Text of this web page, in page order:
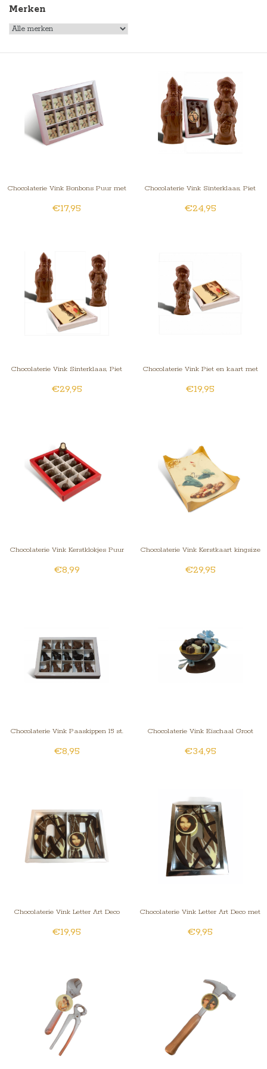
Merken
Chocolaterie Vink Bonbons Puur met
Foto 15 st.
€17,95
Chocolaterie Vink Sinterklaas, Piet
en letter met foto
€24,95
Chocolaterie Vink Sinterklaas, Piet
en kaart met foto
€29,95
Chocolaterie Vink Piet en kaart met
foto
€19,95
Chocolaterie Vink Kerstklokjes Puur
15 st. Champagne Vulling
€8,99
Chocolaterie Vink Kerstkaart kingsize
met foto
€29,95
Chocolaterie Vink Paaskippen 15 st.
met advocaatvulling
€8,95
Chocolaterie Vink Eischaal Groot
Melk / Bonbons Assorti
€34,95
Chocolaterie Vink Letter Art Deco
dubbel met foto
€19,95
Chocolaterie Vink Letter Art Deco met
foto
€9,95